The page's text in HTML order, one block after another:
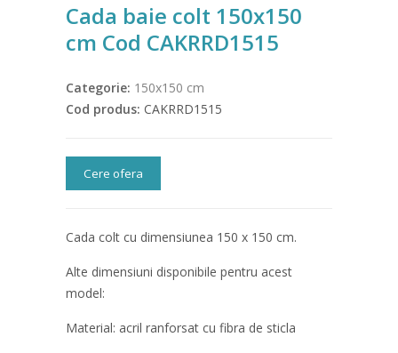
Cada baie colt 150x150
cm Cod CAKRRD1515
Categorie: 150x150 cm
Cod produs: CAKRRD1515
Cere ofera
Cada colt cu dimensiunea 150 x 150 cm.
Alte dimensiuni disponibile pentru acest
model:
Material: acril ranforsat cu fibra de sticla